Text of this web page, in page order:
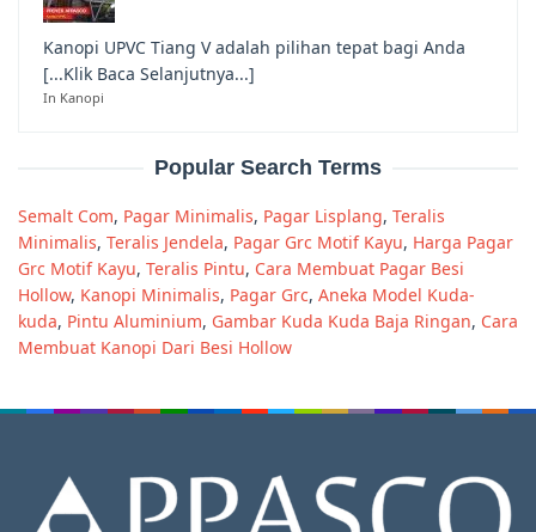
Kanopi UPVC Tiang V adalah pilihan tepat bagi Anda
[...Klik Baca Selanjutnya...]
In Kanopi
Popular Search Terms
Semalt Com, Pagar Minimalis, Pagar Lisplang, Teralis
Minimalis, Teralis Jendela, Pagar Grc Motif Kayu, Harga Pagar
Grc Motif Kayu, Teralis Pintu, Cara Membuat Pagar Besi
Hollow, Kanopi Minimalis, Pagar Grc, Aneka Model Kuda-
kuda, Pintu Aluminium, Gambar Kuda Kuda Baja Ringan, Cara
Membuat Kanopi Dari Besi Hollow